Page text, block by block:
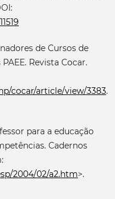
de Cursos de
Revista Cocar.
cocar/article/view/3383.
para a educação
Cadernos
2004/02/a2.htm>.